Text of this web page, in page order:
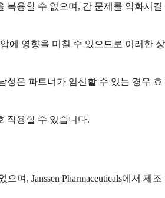
복용할 수 없으며, 간 문제를 악화시킬
에 영향을 미칠 수 있으므로 이러한 상
성은 파트너가 임신할 수 있는 경우 효
작용할 수 있습니다.
, Janssen Pharmaceuticals에서 제조